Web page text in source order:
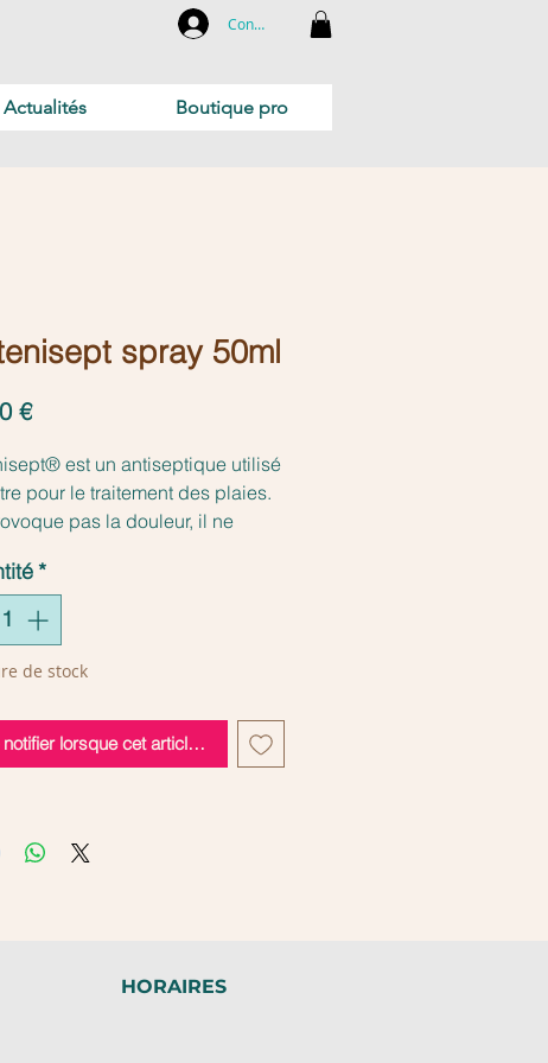
Connexion
spray 50ml
€Prix
est un antiseptique utilisé
pour le traitement des plaies.
pas la douleur, il ne
50 ml
*
de stock
lorsque cet article est disponible
Actualités Boutique pro
HORAIRES